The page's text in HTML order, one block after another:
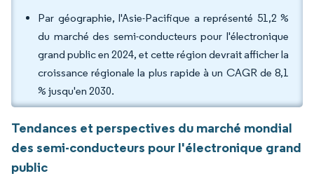
Par géographie, l'Asie-Pacifique a représenté 51,2 %
du marché des semi-conducteurs pour l'électronique
grand public en 2024, et cette région devrait afficher la
croissance régionale la plus rapide à un CAGR de 8,1
% jusqu'en 2030.
Tendances et perspectives du marché mondial
des semi-conducteurs pour l'électronique grand
public